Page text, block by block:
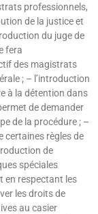
professionnels,
de la justice et
du juge de
fera
des magistrats
; – l’introduction
à la détention dans
de demander
de la procédure ; –
certaines règles de
de
spéciales
en respectant les
les droits de
au casier